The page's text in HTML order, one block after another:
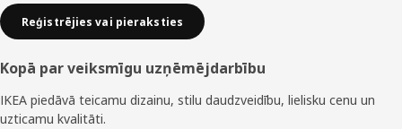
Reģistrējies vai pieraksties
Kopā par veiksmīgu uzņēmējdarbību
IKEA piedāvā teicamu dizainu, stilu daudzveidību, lielisku cenu un
uzticamu kvalitāti.